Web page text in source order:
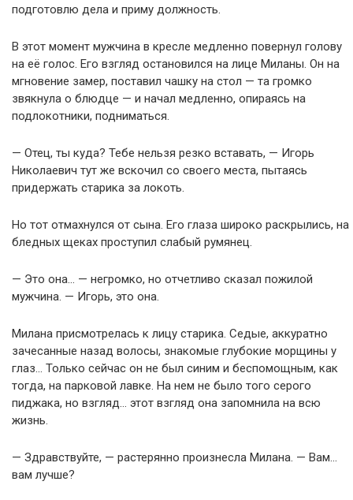
подготовлю дела и приму должность.
В этот момент мужчина в кресле медленно повернул голову
на её голос. Его взгляд остановился на лице Миланы. Он на
мгновение замер, поставил чашку на стол — та громко
звякнула о блюдце — и начал медленно, опираясь на
подлокотники, подниматься.
— Отец, ты куда? Тебе нельзя резко вставать, — Игорь
Николаевич тут же вскочил со своего места, пытаясь
придержать старика за локоть.
Но тот отмахнулся от сына. Его глаза широко раскрылись, на
бледных щеках проступил слабый румянец.
— Это она… — негромко, но отчетливо сказал пожилой
мужчина. — Игорь, это она.
Милана присмотрелась к лицу старика. Седые, аккуратно
зачесанные назад волосы, знакомые глубокие морщины у
глаз… Только сейчас он не был синим и беспомощным, как
тогда, на парковой лавке. На нем не было того серого
пиджака, но взгляд… этот взгляд она запомнила на всю
жизнь.
— Здравствуйте, — растерянно произнесла Милана. — Вам…
вам лучше?